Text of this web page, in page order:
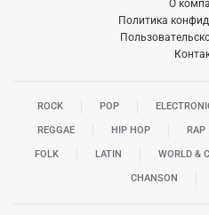
О
Политика
ROCK POP
REGGAE HIP HOP RAP
FOLK LATIN WORLD &
CHANSON